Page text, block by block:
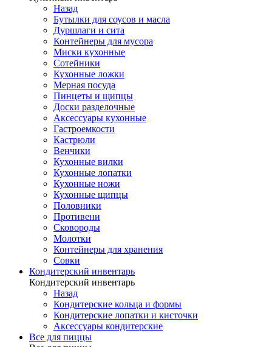
Назад
Бутылки для соусов и масла
Дуршлаги и сита
Контейнеры для мусора
Миски кухонные
Сотейники
Кухонные ложки
Мерная посуда
Пинцеты и щипцы
Доски разделочные
Аксессуары кухонные
Гастроемкости
Кастрюли
Венчики
Кухонные вилки
Кухонные лопатки
Кухонные ножи
Кухонные щипцы
Половники
Противени
Сковороды
Молотки
Контейнеры для хранения
Совки
Кондитерский инвентарь
Кондитерский инвентарь
Назад
Кондитерские кольца и формы
Кондитерские лопатки и кисточки
Аксессуары кондитерские
Все для пиццы